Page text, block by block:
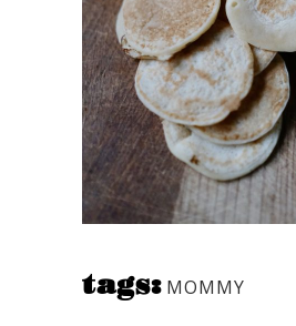
tags: MOMMY